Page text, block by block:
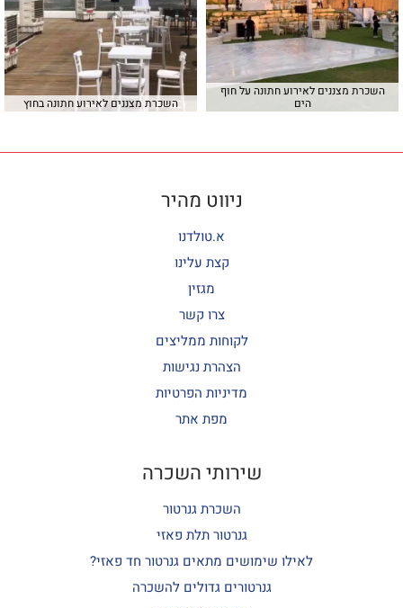
השכרת מצננים לאירוע חתונה על חוף
הים השכרת מצננים לאירוע חתונה בחוץ
ניווט מהיר
א.טולדנו
קצת עלינו
מגזין
צרו קשר
לקוחות ממליצים
הצהרת נגישות
מדיניות הפרטיות
מפת אתר
שירותי השכרה
השכרת גנרטור
גנרטור תלת פאזי
לאילו שימושים מתאים גנרטור חד פאזי?
גנרטורים גדולים להשכרה